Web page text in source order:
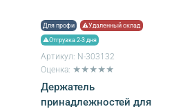
Для профи ⚠Удаленный склад
⚠Отгрузка 2-3 дня
Артикул: N-303132
Оценка: ★★★★★
Держатель
принадлежностей для